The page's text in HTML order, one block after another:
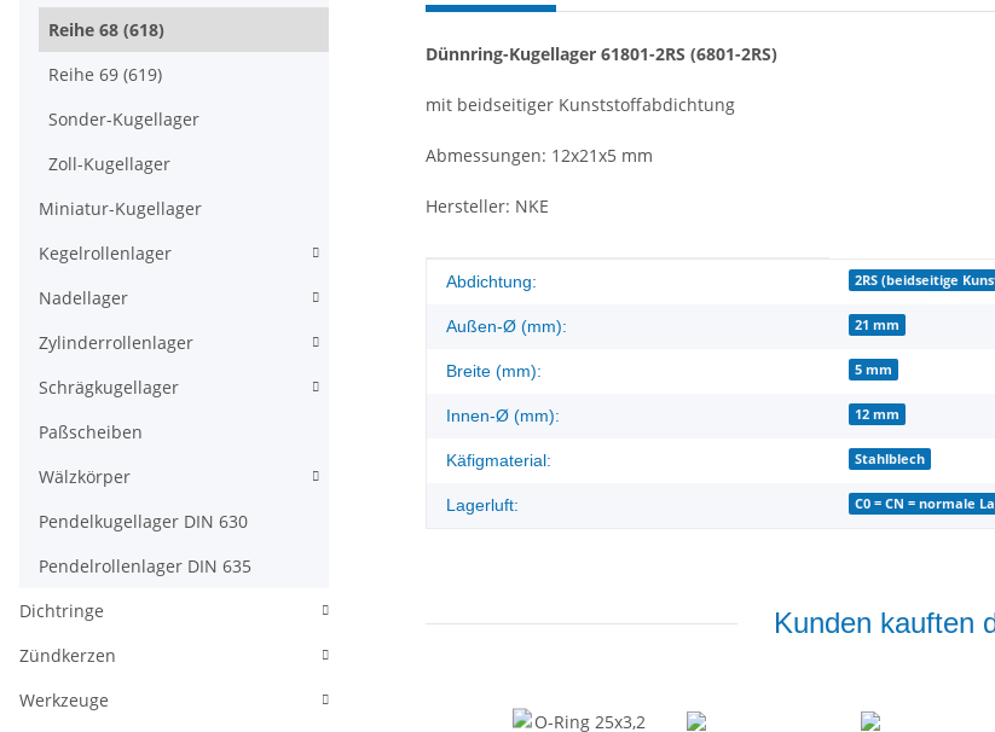
Dünnring-Kugellager 61801-2RS (6801-2RS)
mit beidseitiger Kunststoffabdichtung
Abmessungen: 12x21x5 mm
Hersteller: NKE
Produkteigenschaft
Wert
Abdichtung: 2RS (beidseitige
Außen-Ø (mm): 21 mm
Breite (mm): 5 mm
Innen-Ø (mm): 12 mm
Käfigmaterial: Stahlblech
Lagerluft: C0 = CN = normale
Kunden kauften
Reihe 68 (618)
Reihe 69 (619)
Sonder-Kugellager
Zoll-Kugellager
Miniatur-Kugellager
Kegelrollenlager
Nadellager
Zylinderrollenlager
Schrägkugellager
Paßscheiben
Wälzkörper
Pendelkugellager DIN 630
Pendelrollenlager DIN 635
Dichtringe
Zündkerzen
Werkzeuge